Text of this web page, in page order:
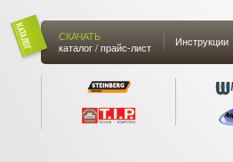
СКАЧАТЬ
каталог / прайс-лист
Инструкции